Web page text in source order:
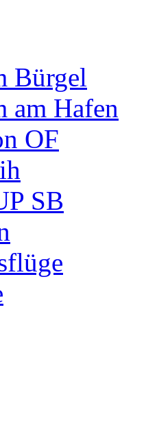
Bürgel
am Hafen
OF
SB